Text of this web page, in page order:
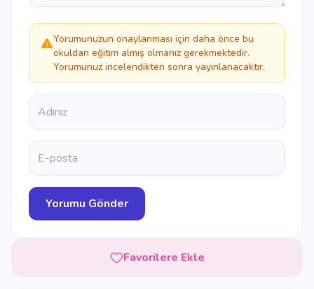
Yorumunuzun onaylanması için daha önce bu
okuldan eğitim almış olmanız gerekmektedir.
Yorumunuz incelendikten sonra yayınlanacaktır.
Favorilere Ekle